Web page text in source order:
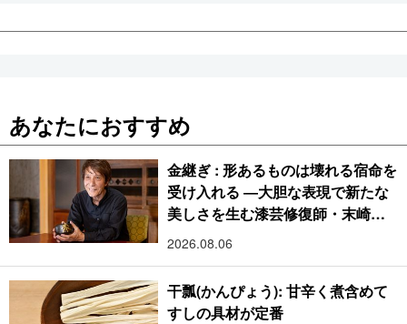
あなたにおすすめ
金継ぎ : 形あるものは壊れる宿命を
受け入れる ―大胆な表現で新たな
美しさを生む漆芸修復師・末崎広
樹
2026.08.06
干瓢(かんぴょう): 甘辛く煮含めて
すしの具材が定番